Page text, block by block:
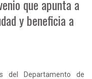
que apunta a
y beneficia a
del Departamento de